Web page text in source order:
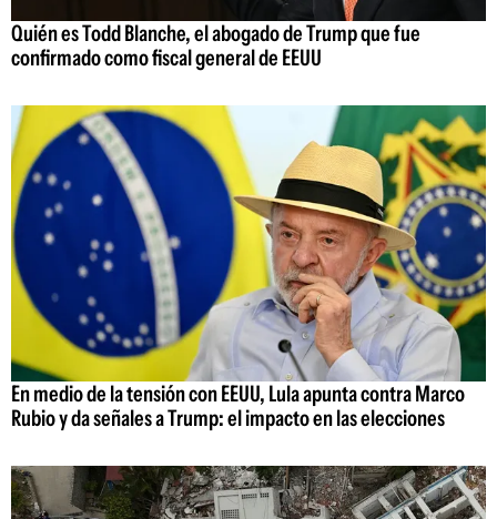
Quién es Todd Blanche, el abogado de Trump que fue
confirmado como fiscal general de EEUU
En medio de la tensión con EEUU, Lula apunta contra Marco
Rubio y da señales a Trump: el impacto en las elecciones